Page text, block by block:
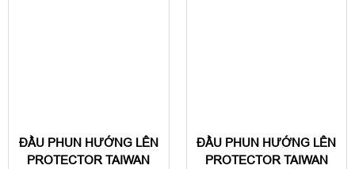
ĐẦU PHUN HƯỚNG LÊN
PROTECTOR TAIWAN
ĐẦU PHUN HƯỚNG LÊN
PROTECTOR TAIWAN